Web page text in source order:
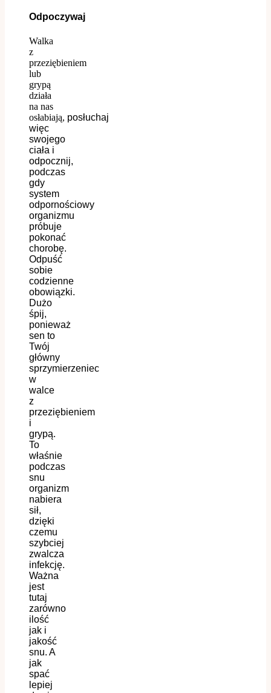
Odpoczywaj
Walka
z
przeziębieniem
lub
grypą
działa
na nas
osłabiają, posłuchaj
więc
swojego
ciała i
odpocznij,
podczas
gdy
system
odpornościowy
organizmu
próbuje
pokonać
chorobę.
Odpuść
sobie
codzienne
obowiązki.
Dużo
śpij,
ponieważ
sen to
Twój
główny
sprzymierzeniec
w
walce
z
przeziębieniem
i
grypą.
To
właśnie
podczas
snu
organizm
nabiera
sił,
dzięki
czemu
szybciej
zwalcza
infekcję.
Ważna
jest
tutaj
zarówno
ilość
jak i
jakość
snu. A
jak
spać
lepiej